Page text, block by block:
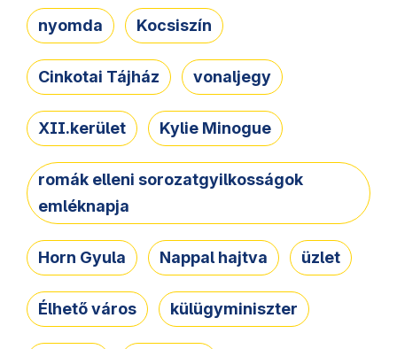
nyomda Kocsiszín
Cinkotai Tájház vonaljegy
XII.kerület Kylie Minogue
romák elleni sorozatgyilkosságok
emléknapja
Horn Gyula Nappal hajtva üzlet
Élhető város külügyminiszter